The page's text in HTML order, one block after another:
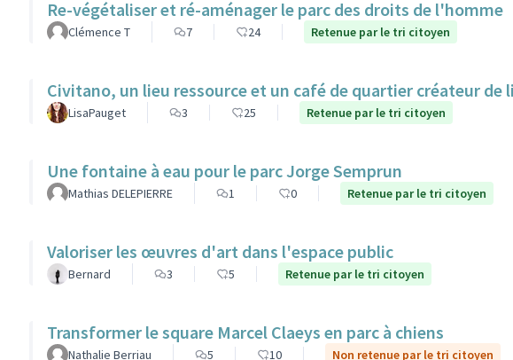
Re-végétaliser et ré-aménager le parc des droits de l'homme
Clémence T 7 24 Retenue par le tri citoyen
Civitano, un lieu ressource et un café de quartier créateur de
LisaPauget 3 25 Retenue par le tri citoyen
Une fontaine à eau pour le parc Jorge Semprun
Mathias DELEPIERRE 1 0 Retenue par le tri citoyen
Valoriser les œuvres d'art dans l'espace public
Bernard 3 5 Retenue par le tri citoyen
Transformer le square Marcel Claeys en parc à chiens
Nathalie Berriau 5 10 Non retenue par le tri citoyen